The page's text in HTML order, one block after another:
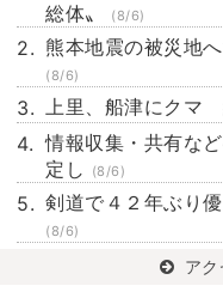
総体〟
(8/6)
熊本地震の被災地
(8/6)
上里、船津にクマ
情報収集・共有な
定し
(8/6)
剣道で４２年ぶり
(8/6)
ア